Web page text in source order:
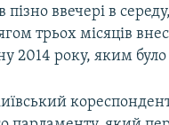
ввечері в
трьох місяців
2014 року, яким